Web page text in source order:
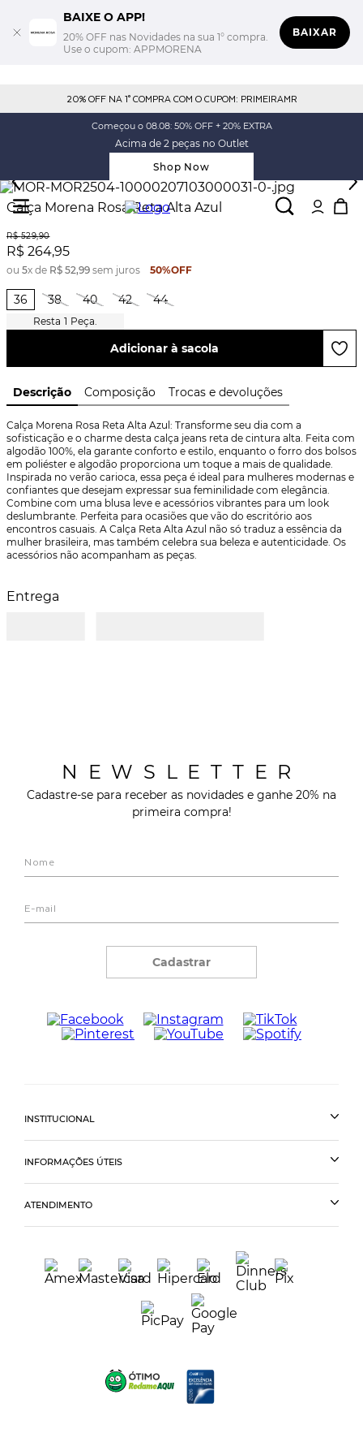
BAIXE O APP!
20% OFF nas Novidades na sua 1° compra.
Use o cupom: APPMORENA
BAIXAR
20% OFF NA 1° COMPRA COM O CUPOM: PRIMEIRAMR
Começou o 08.08: 50% OFF + 20% EXTRA
Acima de 2 peças no Outlet
Shop Now
Calça Morena Rosa Reta Alta Azul
R$ 529,90
R$ 264,95
ou 5x de R$ 52,99 sem juros 50%OFF
36 38 40 42 44
1 Peça.
Adicionar à sacola
Descrição Composição Trocas e devoluções
Calça Morena Rosa Reta Alta Azul: Transforme seu dia com a
sofisticação e o charme desta calça jeans reta de cintura alta. Feita com
algodão 100%, ela garante conforto e estilo, enquanto o forro dos bolsos
em poliéster e algodão proporciona um toque a mais de qualidade.
Inspirada no verão carioca, essa peça é ideal para mulheres modernas e
confiantes que desejam expressar sua feminilidade com elegância.
Combine com uma blusa leve e acessórios vibrantes para um look
deslumbrante. Perfeita para ocasiões que vão do escritório aos
encontros casuais. A Calça Reta Alta Azul não só traduz a essência da
mulher brasileira, mas também celebra sua beleza e autenticidade. Os
acessórios não acompanham as peças.
Entrega
NEWSLETTER
Cadastre-se para receber as novidades e ganhe 20% na
primeira compra!
Cadastrar
INSTITUCIONAL
INFORMAÇÕES ÚTEIS
ATENDIMENTO